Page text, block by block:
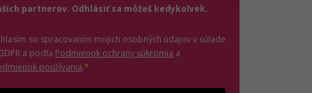
partnerov. Odhlásiť sa môžeš kedykoľvek.
so spracovaním mojich osobných údajov v súlade
a podľa Podmienok ochrany súkromia (otvorí sa v novom okne)
a
používania(otvorí sa v novom okne)
.*